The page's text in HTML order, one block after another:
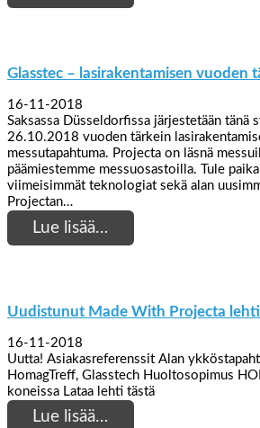
Glasstec – lasirakentamisen vuoden
16-11-2018
Saksassa Düsseldorfissa järjestetään tänä
26.10.2018 vuoden tärkein
messutapahtuma. Projecta on läsnä
päämiestemme messuosastoilla. Tule
viimeisimmät teknologiat sekä alan
Projectan…
Lue lisää…
Uudistunut Made With Projecta
16-11-2018
Uutta! Asiakasreferenssit Alan
HomagTreff, Glasstech Huoltosopimus
koneissa Lataa lehti tästä
Lue lisää…